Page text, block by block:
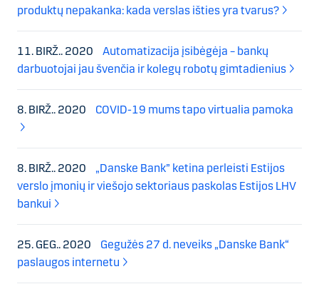
produktų nepakanka: kada verslas išties yra tvarus?
11. BIRŽ.. 2020
Automatizacija įsibėgėja – bankų
darbuotojai jau švenčia ir kolegų robotų gimtadienius
8. BIRŽ.. 2020 COVID-19 mums tapo virtualia pamoka
8. BIRŽ.. 2020
„Danske Bank” ketina perleisti Estijos
verslo įmonių ir viešojo sektoriaus paskolas Estijos LHV
bankui
25. GEG.. 2020
Gegužės 27 d. neveiks „Danske Bank“
paslaugos internetu